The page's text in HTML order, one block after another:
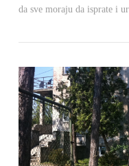
da sve moraju da isprate i